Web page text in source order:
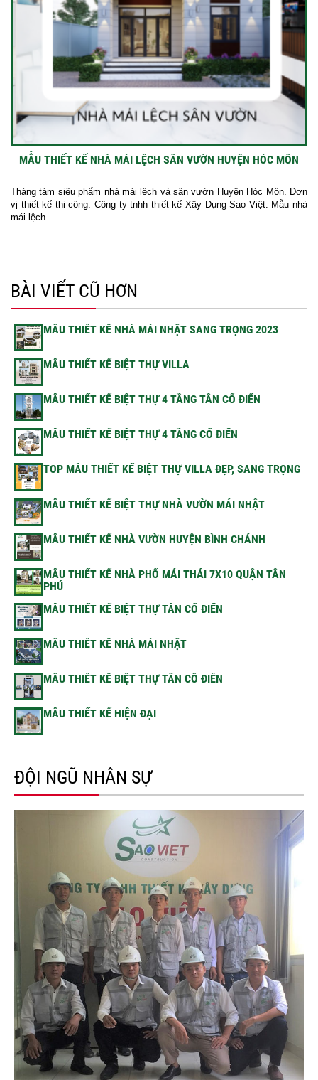
MẪU THIẾT KẾ NHÀ MÁI LỆCH SÂN VƯỜN HUYỆN HÓC MÔN
Tháng tám siêu phẩm nhà mái lệch và sân vườn Huyện Hóc Môn. Đơn
vị thiết kế thi công: Công ty tnhh thiết kế Xây Dụng Sao Việt. Mẫu nhà
mái lệch...
BÀI VIẾT CŨ HƠN
MẪU THIẾT KẾ NHÀ MÁI NHẬT SANG TRỌNG 2023
MẪU THIẾT KẾ BIỆT THỰ VILLA
MẪU THIẾT KẾ BIỆT THỰ 4 TẦNG TÂN CỔ ĐIỂN
MẪU THIẾT KẾ BIỆT THỰ 4 TẦNG CỔ ĐIỂN
TOP MẪU THIẾT KẾ BIỆT THỰ VILLA ĐẸP, SANG TRỌNG
MẪU THIẾT KẾ BIỆT THỰ NHÀ VƯỜN MÁI NHẬT
MẪU THIẾT KẾ NHÀ VƯỜN HUYỆN BÌNH CHÁNH
MẪU THIẾT KẾ NHÀ PHỐ MÁI THÁI 7X10 QUẬN TÂN
PHÚ
MẪU THIẾT KẾ BIỆT THỰ TÂN CỔ ĐIỂN
MẪU THIẾT KẾ NHÀ MÁI NHẬT
MẪU THIẾT KẾ BIỆT THỰ TÂN CỔ ĐIỂN
MẪU THIẾT KẾ HIỆN ĐẠI
ĐỘI NGŨ NHÂN SỰ